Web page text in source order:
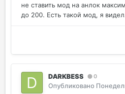
не ставить мод на анлок
до 200. Есть такой мод, я
DARKBESS 0
Опубликовано